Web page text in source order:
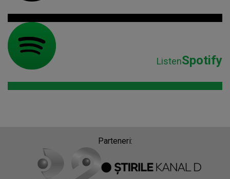
ListenSpotify
Parteneri: